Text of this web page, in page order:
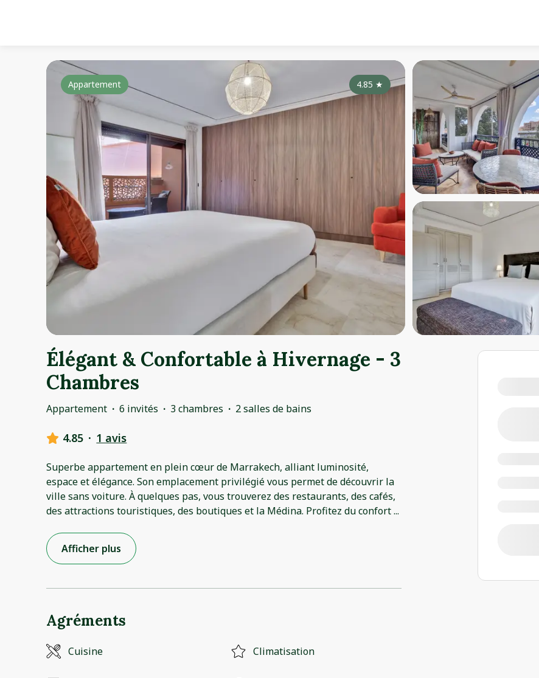
4.85 ★
Appartement
Élégant & Confortable à Hivernage - 3
Chambres
Appartement · 6 invités · 3 chambres · 2 salles de bains
4.85 · 1 avis
Superbe appartement en plein cœur de Marrakech, alliant luminosité,
espace et élégance. Son emplacement privilégié vous permet de découvrir la
ville sans voiture. À quelques pas, vous trouverez des restaurants, des cafés,
des attractions touristiques, des boutiques et la Médina. Profitez du confort...
Afficher plus
Agréments
Cuisine Climatisation